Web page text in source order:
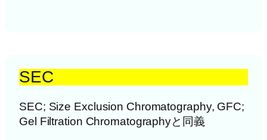
SEC
SEC; Size Exclusion Chromatography, GFC;
Gel Filtration Chromatographyと同義